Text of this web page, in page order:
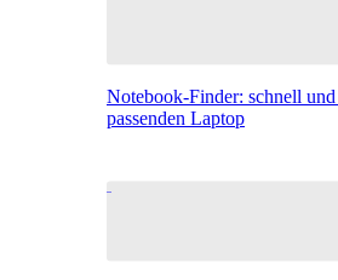
Notebook-Finder: schnell
passenden Laptop